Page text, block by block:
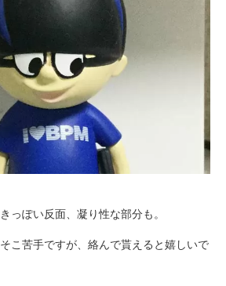
っぽい反面、凝り性な部分も。
こ苦手ですが、絡んで貰えると嬉しいで